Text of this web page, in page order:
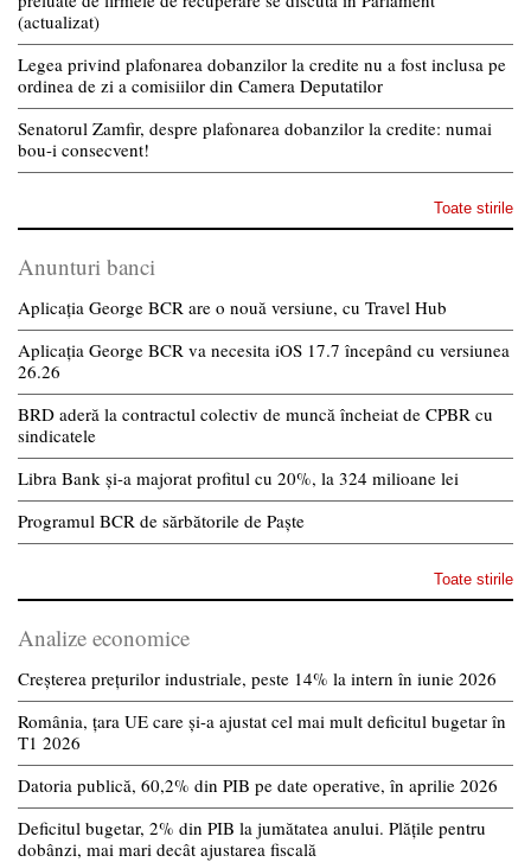
(actualizat)
Legea privind plafonarea dobanzilor la credite nu a fost inclusa pe
ordinea de zi a comisiilor din Camera Deputatilor
Senatorul Zamfir, despre plafonarea dobanzilor la credite: numai
bou-i consecvent!
Toate stirile
Anunturi banci
Aplicația George BCR are o nouă versiune, cu Travel Hub
Aplicația George BCR va necesita iOS 17.7 începând cu versiunea
26.26
BRD aderă la contractul colectiv de muncă încheiat de CPBR cu
sindicatele
Libra Bank și-a majorat profitul cu 20%, la 324 milioane lei
Programul BCR de sărbătorile de Paște
Toate stirile
Analize economice
Creșterea prețurilor industriale, peste 14% la intern în iunie 2026
România, țara UE care și-a ajustat cel mai mult deficitul bugetar în
T1 2026
Datoria publică, 60,2% din PIB pe date operative, în aprilie 2026
Deficitul bugetar, 2% din PIB la jumătatea anului. Plățile pentru
dobânzi, mai mari decât ajustarea fiscală